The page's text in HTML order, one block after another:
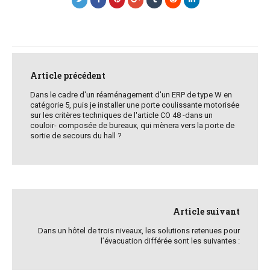
navigation
Article précédent
Dans le cadre d'un réaménagement d'un ERP de type W en
catégorie 5, puis je installer une porte coulissante motorisée
sur les critères techniques de l'article CO 48 -dans un
couloir- composée de bureaux, qui mènera vers la porte de
sortie de secours du hall ?
Article suivant
Dans un hôtel de trois niveaux, les solutions retenues pour
l’évacuation différée sont les suivantes :